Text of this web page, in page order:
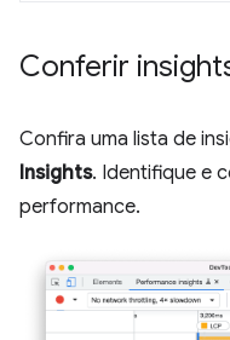
Conferir
Confira uma lista de
Insights. Identifique e
performance.